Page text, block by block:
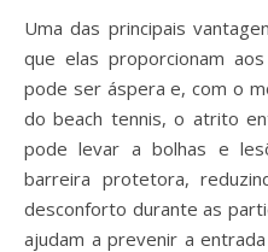
Uma das principais
que elas proporcionam
pode ser áspera e, com o
do beach tennis, o atrito
pode levar a bolhas e
barreira protetora,
desconforto durante as
ajudam a prevenir a